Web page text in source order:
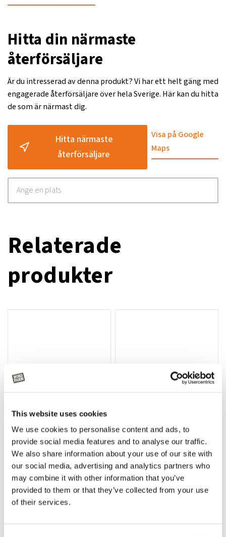
This website uses cookies
We use cookies to personalise content and ads, to
provide social media features and to analyse our traffic.
We also share information about your use of our site with
our social media, advertising and analytics partners who
may combine it with other information that you’ve
provided to them or that they’ve collected from your use
of their services.
Hitta din närmaste
återförsäljare
Är du intresserad av denna produkt? Vi har ett helt gäng med
engagerade återförsäljare över hela Sverige. Här kan du hitta
de som är närmast dig.
Hitta närmaste
återförsäljare
Visa på Google
Maps
Relaterade
produkter
Lägg till i varukorg
Rotor, komplett med slagor
OR80013456G
(ex. moms)
Grön truckknapp
A00220
kr (ex. moms)